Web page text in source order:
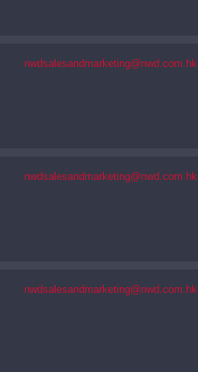
nwdsalesandmarketing@nwd.com.hk
nwdsalesandmarketing@nwd.com.hk
nwdsalesandmarketing@nwd.com.hk